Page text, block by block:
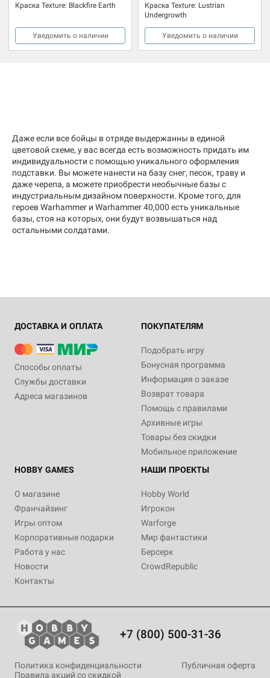
Краска Texture: Blackfire Earth
Уведомить о наличии
Краска Texture: Lustrian
Undergrowth
Уведомить о наличии
Даже если все бойцы в отряде выдержанны в единой
цветовой схеме, у вас всегда есть возможность придать им
индивидуальности с помощью уникального оформления
подставки. Вы можете нанести на базу снег, песок, траву и
даже черепа, а можете приобрести необычные базы с
индустриальным дизайном поверхности. Кроме того, для
героев Warhammer и Warhammer 40,000 есть уникальные
базы, стоя на которых, они будут возвышаться над
остальными солдатами.
ДОСТАВКА И ОПЛАТА
Способы оплаты
Службы доставки
Адреса магазинов
ПОКУПАТЕЛЯМ
Подобрать игру
Бонусная программа
Информация о заказе
Возврат товара
Помощь с правилами
Архивные игры
Товары без скидки
Мобильное приложение
HOBBY GAMES
О магазине
Франчайзинг
Игры оптом
Корпоративные подарки
Работа у нас
Новости
Контакты
НАШИ ПРОЕКТЫ
Hobby World
Игрокон
Warforge
Мир фантастики
Берсерк
CrowdRepublic
+7 (800) 500-31-36
Политика конфиденциальности
Публичная оферта
Правила акций со скидкой